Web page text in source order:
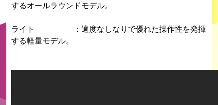
するオールラウンドモデル。
ライト
：適度なしなりで優れた操作性を発揮
する軽量モデル。